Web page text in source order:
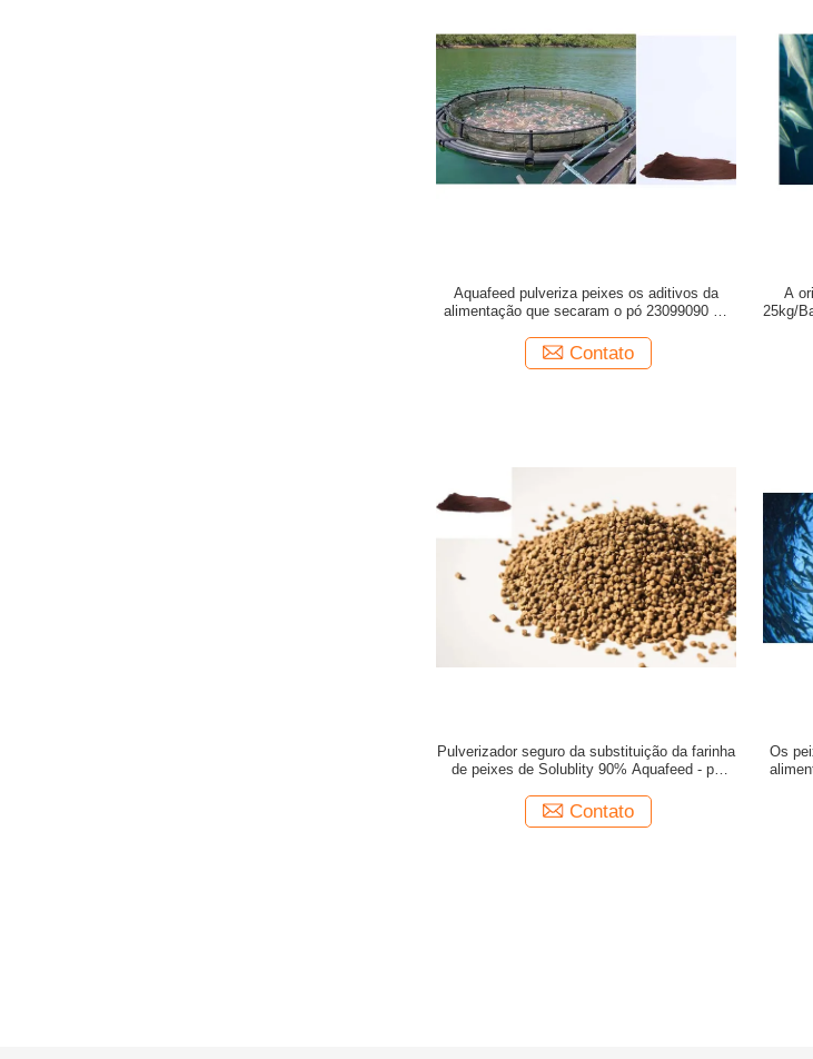
Aquafeed pulveriza peixes os aditivos da
alimentação que secaram o pó 23099090 da
Contato
A
25kg/
Pulverizador seguro da substituição da farinha
de peixes de Solublity 90% Aquafeed - pó
Contato
Os